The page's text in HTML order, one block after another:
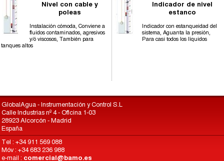
Nivel con cable y
poleas
Instalación cómoda, Conviene a
fluidos contaminados, agresivos
y/ó viscosos, También para
tanques altos
Indicador de nivel
estanco
Indicador con estanqueidad del
sistema, Aguanta la presión,
Para casi todos los líquidos
GlobalAgua - Instrumentación y Control S.L
Calle Industrias nº 4 - Oficina 1-03
28923 Alcorcón - Madrid
España
Tel : +34 911 569 088
Móv : +34 683 236 988
e-mail : comercial@bamo.es